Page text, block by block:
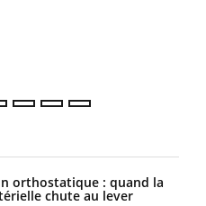
orthostatique : quand la
chute au lever